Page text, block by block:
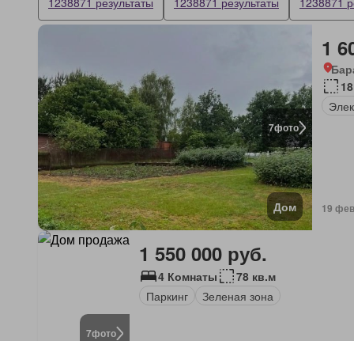
7фото
Дом
1
19
7фото
1 550 000 руб.
4 Комнаты
78 кв.м
Паркинг
Зеленая зона